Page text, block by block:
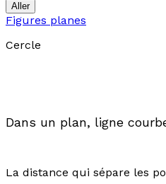
Aller
Figures planes
Cercle
Dans un plan, ligne
La distance qui sépare les